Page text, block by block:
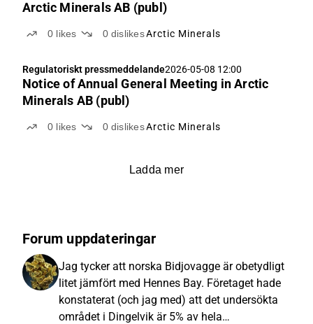
Arctic Minerals AB (publ)
0 likes 0 dislikesArctic Minerals
Regulatoriskt pressmeddelande2026-05-08 12:00
Notice of Annual General Meeting in Arctic
Minerals AB (publ)
0 likes 0 dislikesArctic Minerals
Ladda mer
Forum uppdateringar
Jag tycker att norska Bidjovagge är obetydligt
litet jämfört med Hennes Bay. Företaget hade
konstaterat (och jag med) att det undersökta
området i Dingelvik är 5% av hela